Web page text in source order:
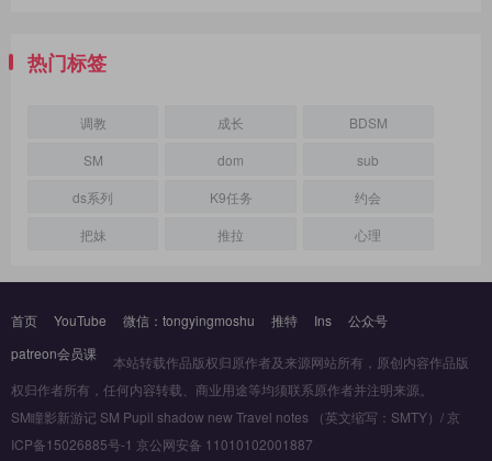
热门标签
调教 成长
BDSM
SM
dom
sub
ds系列
K9任务
约会
把妹
推拉 心理
首页 YouTube 微信：tongyingmoshu 推特 Ins
公众号
patreon会员课
本站转载作品版权归原作者及来源网站所有，原创内容作品版
权归作者所有，任何内容转载、商业用途等均须联系原作者并注明来源。
SM瞳影新游记 SM Pupil shadow new Travel notes （英文缩写：SMTY）/ 京
ICP备15026885号-1 京公网安备 11010102001887